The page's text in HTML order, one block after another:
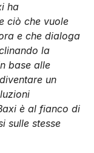
ha
ciò che vuole
e che dialoga
la
base alle
un
è al fianco di
sulle stesse